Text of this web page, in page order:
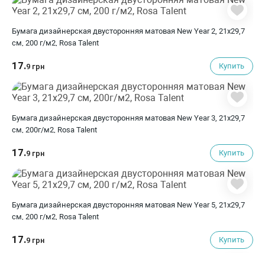
Бумага дизайнерская двусторонняя матовая New Year 2, 21х29,7
см, 200 г/м2, Rosa Talent
17.9 грн Купить
Бумага дизайнерская двусторонняя матовая New Year 3, 21х29,7
см, 200г/м2, Rosa Talent
17.9 грн Купить
Бумага дизайнерская двусторонняя матовая New Year 5, 21х29,7
см, 200 г/м2, Rosa Talent
17.9 грн Купить